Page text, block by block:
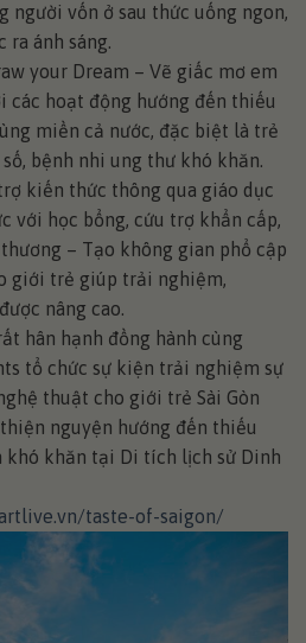
người vốn ở sau thức uống ngon,
ra ánh sáng.
your Dream – Vẽ giấc mơ em
các hoạt động hướng đến thiếu
miền cả nước, đặc biệt là trẻ
bệnh nhi ung thư khó khăn.
kiến thức thông qua giáo dục
với học bổng, cứu trợ khẩn cấp,
– Tạo không gian phổ cập
giới trẻ giúp trải nghiệm,
nâng cao.
hân hạnh đồng hành cùng
tổ chức sự kiện trải nghiệm sự
thuật cho giới trẻ Sài Gòn
nguyện hướng đến thiếu
khó khăn tại Di tích lịch sử Dinh
taste-of-saigon/